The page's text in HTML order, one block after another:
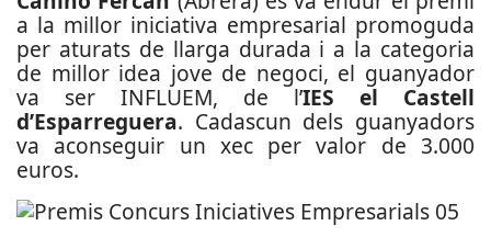
a la millor iniciativa empresarial promoguda
per aturats de llarga durada i a la categoria
de millor idea jove de negoci, el guanyador
va ser INFLUEM, de l’IES el Castell
d’Esparreguera. Cadascun dels guanyadors
va aconseguir un xec per valor de 3.000
euros.